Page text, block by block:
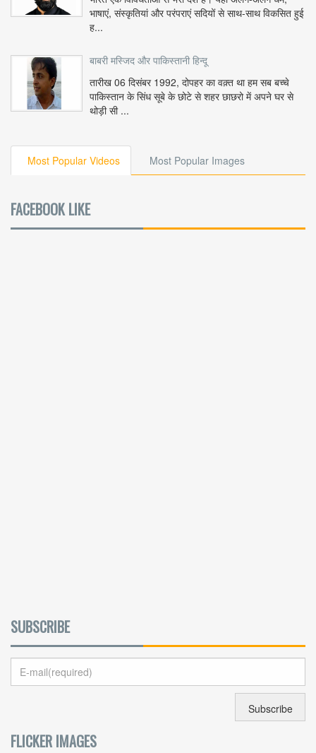
भाषाएं, संस्कृतियां और परंपराएं सदियों से साथ-साथ विकसित हुई
ह...
बाबरी मस्जिद और पाकिस्तानी हिन्दू
तारीख 06 दिसंबर 1992, दोपहर का वक़्त था हम सब बच्चे
पाकिस्तान के सिंध सूबे के छोटे से शहर छाछरो में अपने घर से
थोड़ी सी ...
Most Popular Videos Most Popular Images
FACEBOOK LIKE
SUBSCRIBE
FLICKER IMAGES